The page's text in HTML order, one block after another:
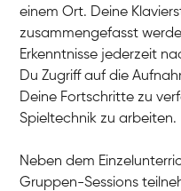
Klavier / Piano / Flügel
Klavier / Piano / Flügel
Hannes
Klavier / Piano / Flügel
Klavier / Piano / Flügel
einem Ort. Deine
zusammengefasst
Erkenntnisse jederzeit
Du Zugriff auf die
Deine Fortschritte zu
Spieltechnik zu arbeiten.
Neben dem
Gruppen-Sessions